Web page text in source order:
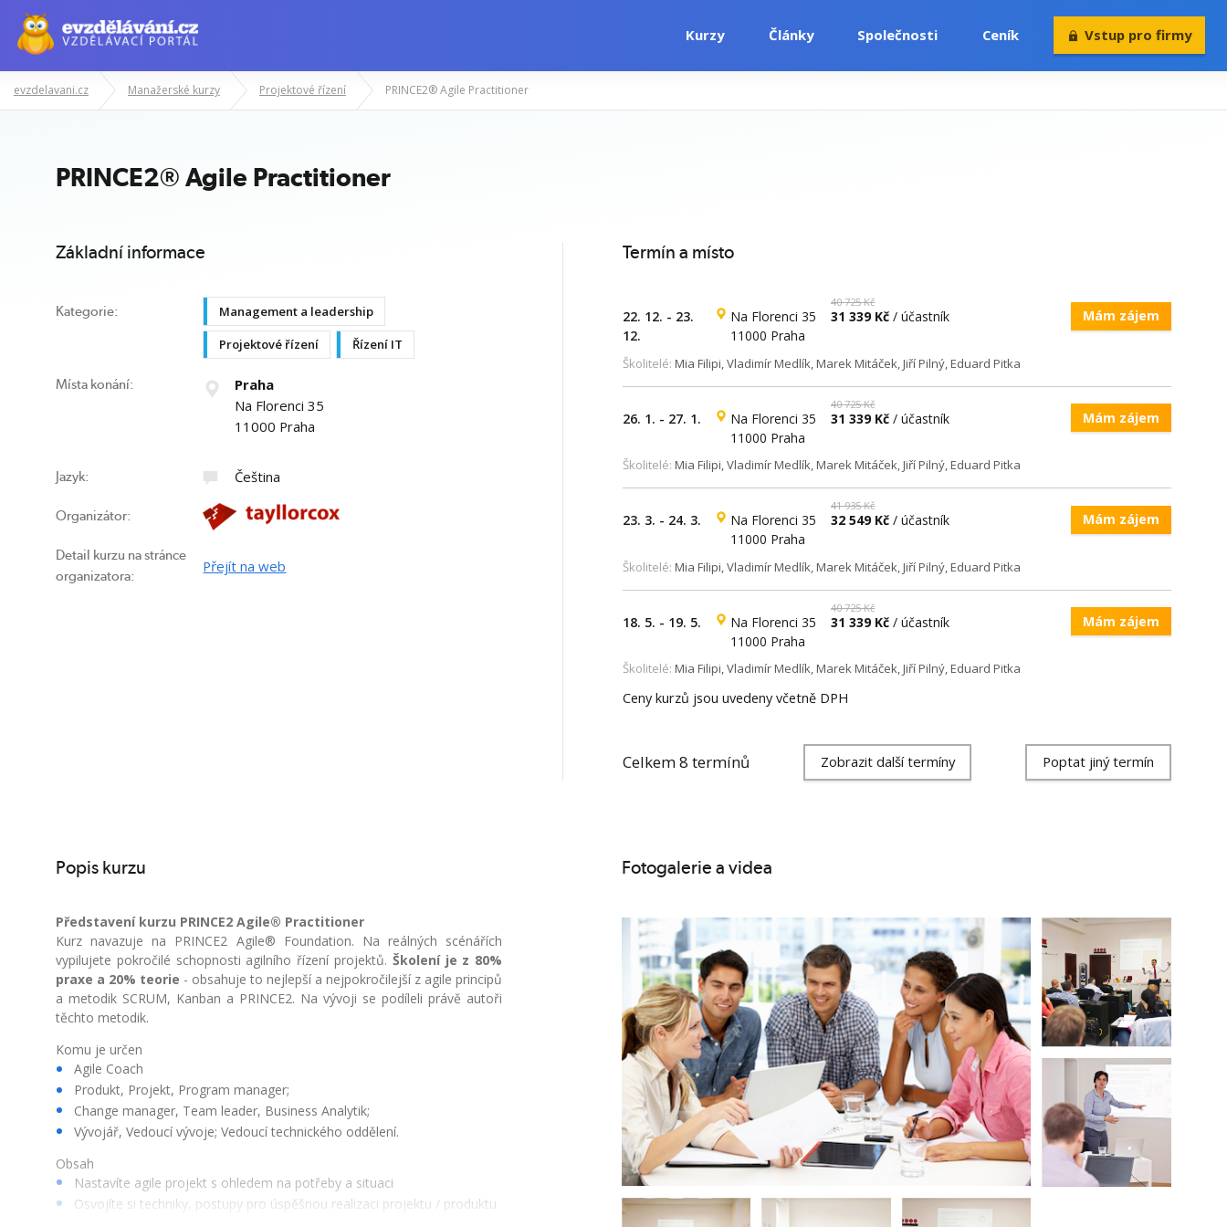
Kurzy Články Společnosti Ceník Vstup pro firmy
Manažerské kurzy Odborné znalosti Počítačové kurzy
evzdelavani.cz Manažerské kurzy Projektové řízení PRINCE2® Agile Practitioner
PRINCE2® Agile Practitioner
Základní informace
Kategorie: Management a leadership
Projektové řízení Řízení IT
Místa konání:
Praha
Na Florenci 35
11000 Praha
Jazyk: Čeština
Organizátor:
Detail kurzu na stránce
organizatora:
Přejít na web
Termín a místo
22. 12. - 23.
12.
Na Florenci 35
11000 Praha
40 725 Kč
31 339 Kč / účastník Mám zájem
Školitelé: Mia Filipi, Vladimír Medlík, Marek Mitáček, Jiří Pilný, Eduard Pitka
26. 1. - 27. 1.
Na Florenci 35
11000 Praha
40 725 Kč
31 339 Kč / účastník Mám zájem
Školitelé: Mia Filipi, Vladimír Medlík, Marek Mitáček, Jiří Pilný, Eduard Pitka
23. 3. - 24. 3.
Na Florenci 35
11000 Praha
41 935 Kč
32 549 Kč / účastník Mám zájem
Školitelé: Mia Filipi, Vladimír Medlík, Marek Mitáček, Jiří Pilný, Eduard Pitka
18. 5. - 19. 5.
Na Florenci 35
11000 Praha
40 725 Kč
31 339 Kč / účastník Mám zájem
Školitelé: Mia Filipi, Vladimír Medlík, Marek Mitáček, Jiří Pilný, Eduard Pitka
Ceny kurzů jsou uvedeny včetně DPH
Celkem 8 termínů Zobrazit další termíny Poptat jiný termín
Popis kurzu
Představení kurzu PRINCE2 Agile® Practitioner
Kurz navazuje na PRINCE2 Agile® Foundation. Na reálných scénářích
vypilujete pokročilé schopnosti agilního řízení projektů. Školení je z 80%
praxe a 20% teorie - obsahuje to nejlepší a nejpokročilejší z agile principů
a metodik SCRUM, Kanban a PRINCE2. Na vývoji se podíleli právě autoři
těchto metodik.
Komu je určen
Agile Coach
Produkt, Projekt, Program manager;
Change manager, Team leader, Business Analytik;
Vývojář, Vedoucí vývoje; Vedoucí technického oddělení.
Obsah
Nastavíte agile projekt s ohledem na potřeby a situaci
Osvojíte si techniky, postupy pro úspěšnou realizaci projektu / produktu
Fotogalerie a videa